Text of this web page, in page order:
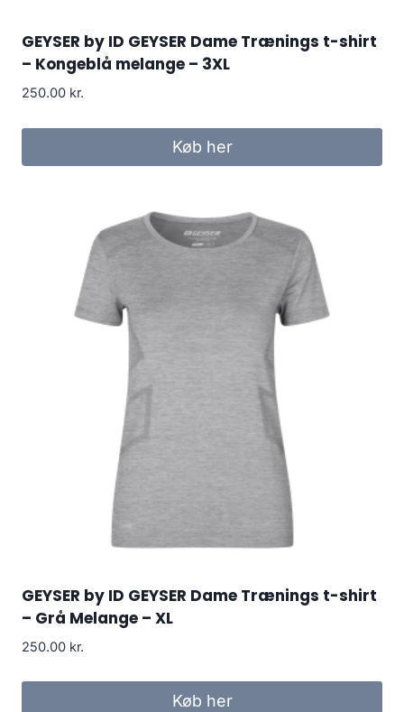
GEYSER by ID GEYSER Dame Trænings t-shirt
– Kongeblå melange – 3XL
250.00 kr.
Køb her
GEYSER by ID GEYSER Dame Trænings t-shirt
– Grå Melange – XL
250.00 kr.
Køb her